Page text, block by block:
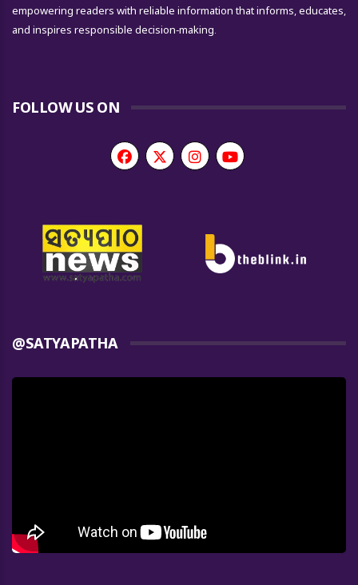
empowering readers with reliable information that informs, educates,
and inspires responsible decision-making.
FOLLOW US ON
@SATYAPATHA